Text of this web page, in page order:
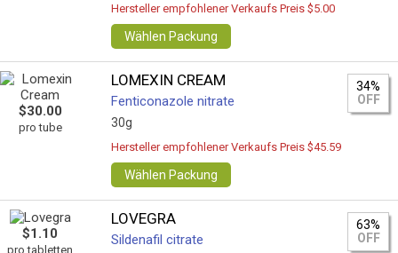
Hersteller empfohlener Verkaufs Preis $5.00
Wählen Packung
$30.00
pro tube
LOMEXIN CREAM
Fenticonazole nitrate
30g
34%
OFF
Hersteller empfohlener Verkaufs Preis $45.59
Wählen Packung
$1.10
pro tabletten
LOVEGRA
Sildenafil citrate
63%
OFF